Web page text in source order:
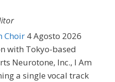
Choir 4 Agosto 2026
with Tokyo-based
Neurotone, Inc., I Am
a single vocal track